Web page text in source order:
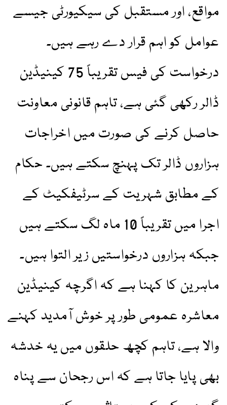
مواقع، اور مستقبل کی سیکیورٹی جیسے
عوامل کو اہم قرار دے رہے ہیں۔
درخواست کی فیس تقریباً 75 کینیڈین
ڈالر رکھی گئی ہے، تاہم قانونی معاونت
حاصل کرنے کی صورت میں اخراجات
ہزاروں ڈالر تک پہنچ سکتے ہیں۔ حکام
کے مطابق شہریت کے سرٹیفکیٹ کے
اجرا میں تقریباً 10 ماہ لگ سکتے ہیں
جبکہ ہزاروں درخواستیں زیر التوا ہیں۔
ماہرین کا کہنا ہے کہ اگرچہ کینیڈین
معاشرہ عمومی طور پر خوش آمدید کہنے
والا ہے، تاہم کچھ حلقوں میں یہ خدشہ
بھی پایا جاتا ہے کہ اس رجحان سے پناہ